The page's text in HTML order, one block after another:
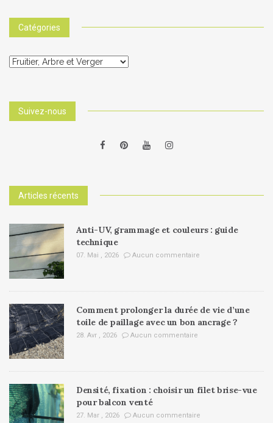
Catégories
Catégories
Suivez-nous
Articles récents
Anti-UV, grammage et couleurs : guide
technique
07. Mai , 2026 Aucun commentaire
Comment prolonger la durée de vie d’une
toile de paillage avec un bon ancrage ?
28. Avr , 2026 Aucun commentaire
Densité, fixation : choisir un filet brise-vue
pour balcon venté
27. Mar , 2026 Aucun commentaire